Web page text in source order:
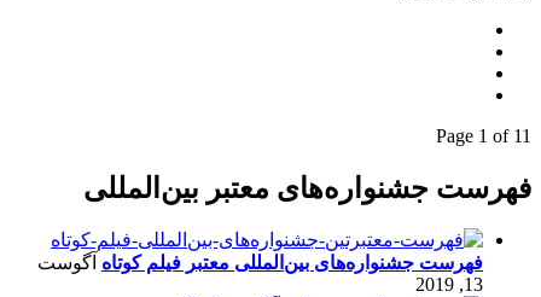
Page 1 of 11
فهرست جشنواره‌های معتبر بین‌المللی
فهرست جشنواره‌های بین‌المللی معتبر فیلم کوتاه آگوست
13, 2019